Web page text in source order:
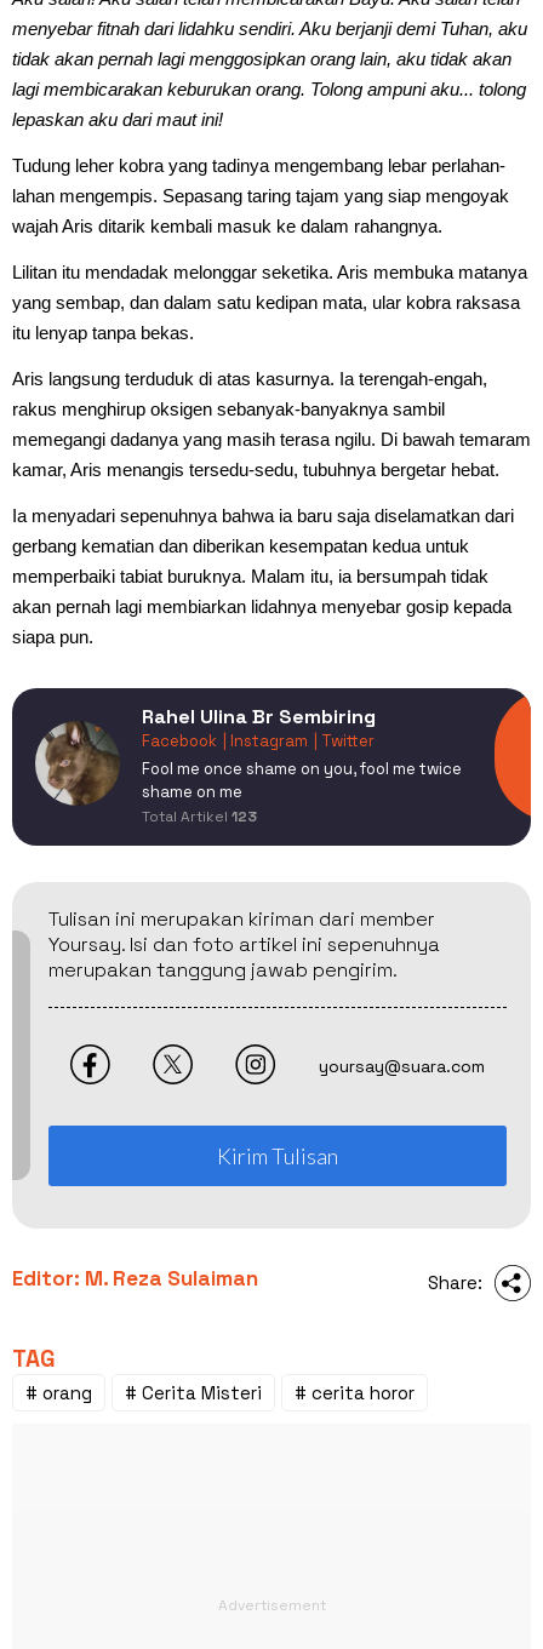
menyebar fitnah dari lidahku sendiri. Aku berjanji demi Tuhan, aku
tidak akan pernah lagi menggosipkan orang lain, aku tidak akan
lagi membicarakan keburukan orang. Tolong ampuni aku... tolong
lepaskan aku dari maut ini!
Tudung leher kobra yang tadinya mengembang lebar perlahan-
lahan mengempis. Sepasang taring tajam yang siap mengoyak
wajah Aris ditarik kembali masuk ke dalam rahangnya.
Lilitan itu mendadak melonggar seketika. Aris membuka matanya
yang sembap, dan dalam satu kedipan mata, ular kobra raksasa
itu lenyap tanpa bekas.
Aris langsung terduduk di atas kasurnya. Ia terengah-engah,
rakus menghirup oksigen sebanyak-banyaknya sambil
memegangi dadanya yang masih terasa ngilu. Di bawah temaram
kamar, Aris menangis tersedu-sedu, tubuhnya bergetar hebat.
Ia menyadari sepenuhnya bahwa ia baru saja diselamatkan dari
gerbang kematian dan diberikan kesempatan kedua untuk
memperbaiki tabiat buruknya. Malam itu, ia bersumpah tidak
akan pernah lagi membiarkan lidahnya menyebar gosip kepada
siapa pun.
Rahel Ulina Br Sembiring
Facebook | Instagram
| Twitter
Fool me once shame on you, fool me twice
shame on me
Total Artikel 123
Tulisan ini merupakan kiriman dari member
Yoursay. Isi dan foto artikel ini sepenuhnya
merupakan tanggung jawab pengirim.
yoursay@suara.com
Kirim Tulisan
Editor: M. Reza Sulaiman Share:
TAG
# orang # Cerita Misteri # cerita horor